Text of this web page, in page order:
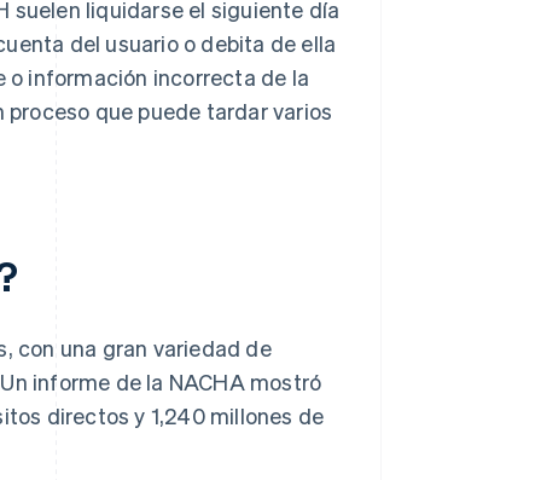
suelen liquidarse el siguiente día
del usuario o debita de ella
o información incorrecta de la
proceso que puede tardar varios
con una gran variedad de
informe de la NACHA mostró
directos y 1,240 millones de